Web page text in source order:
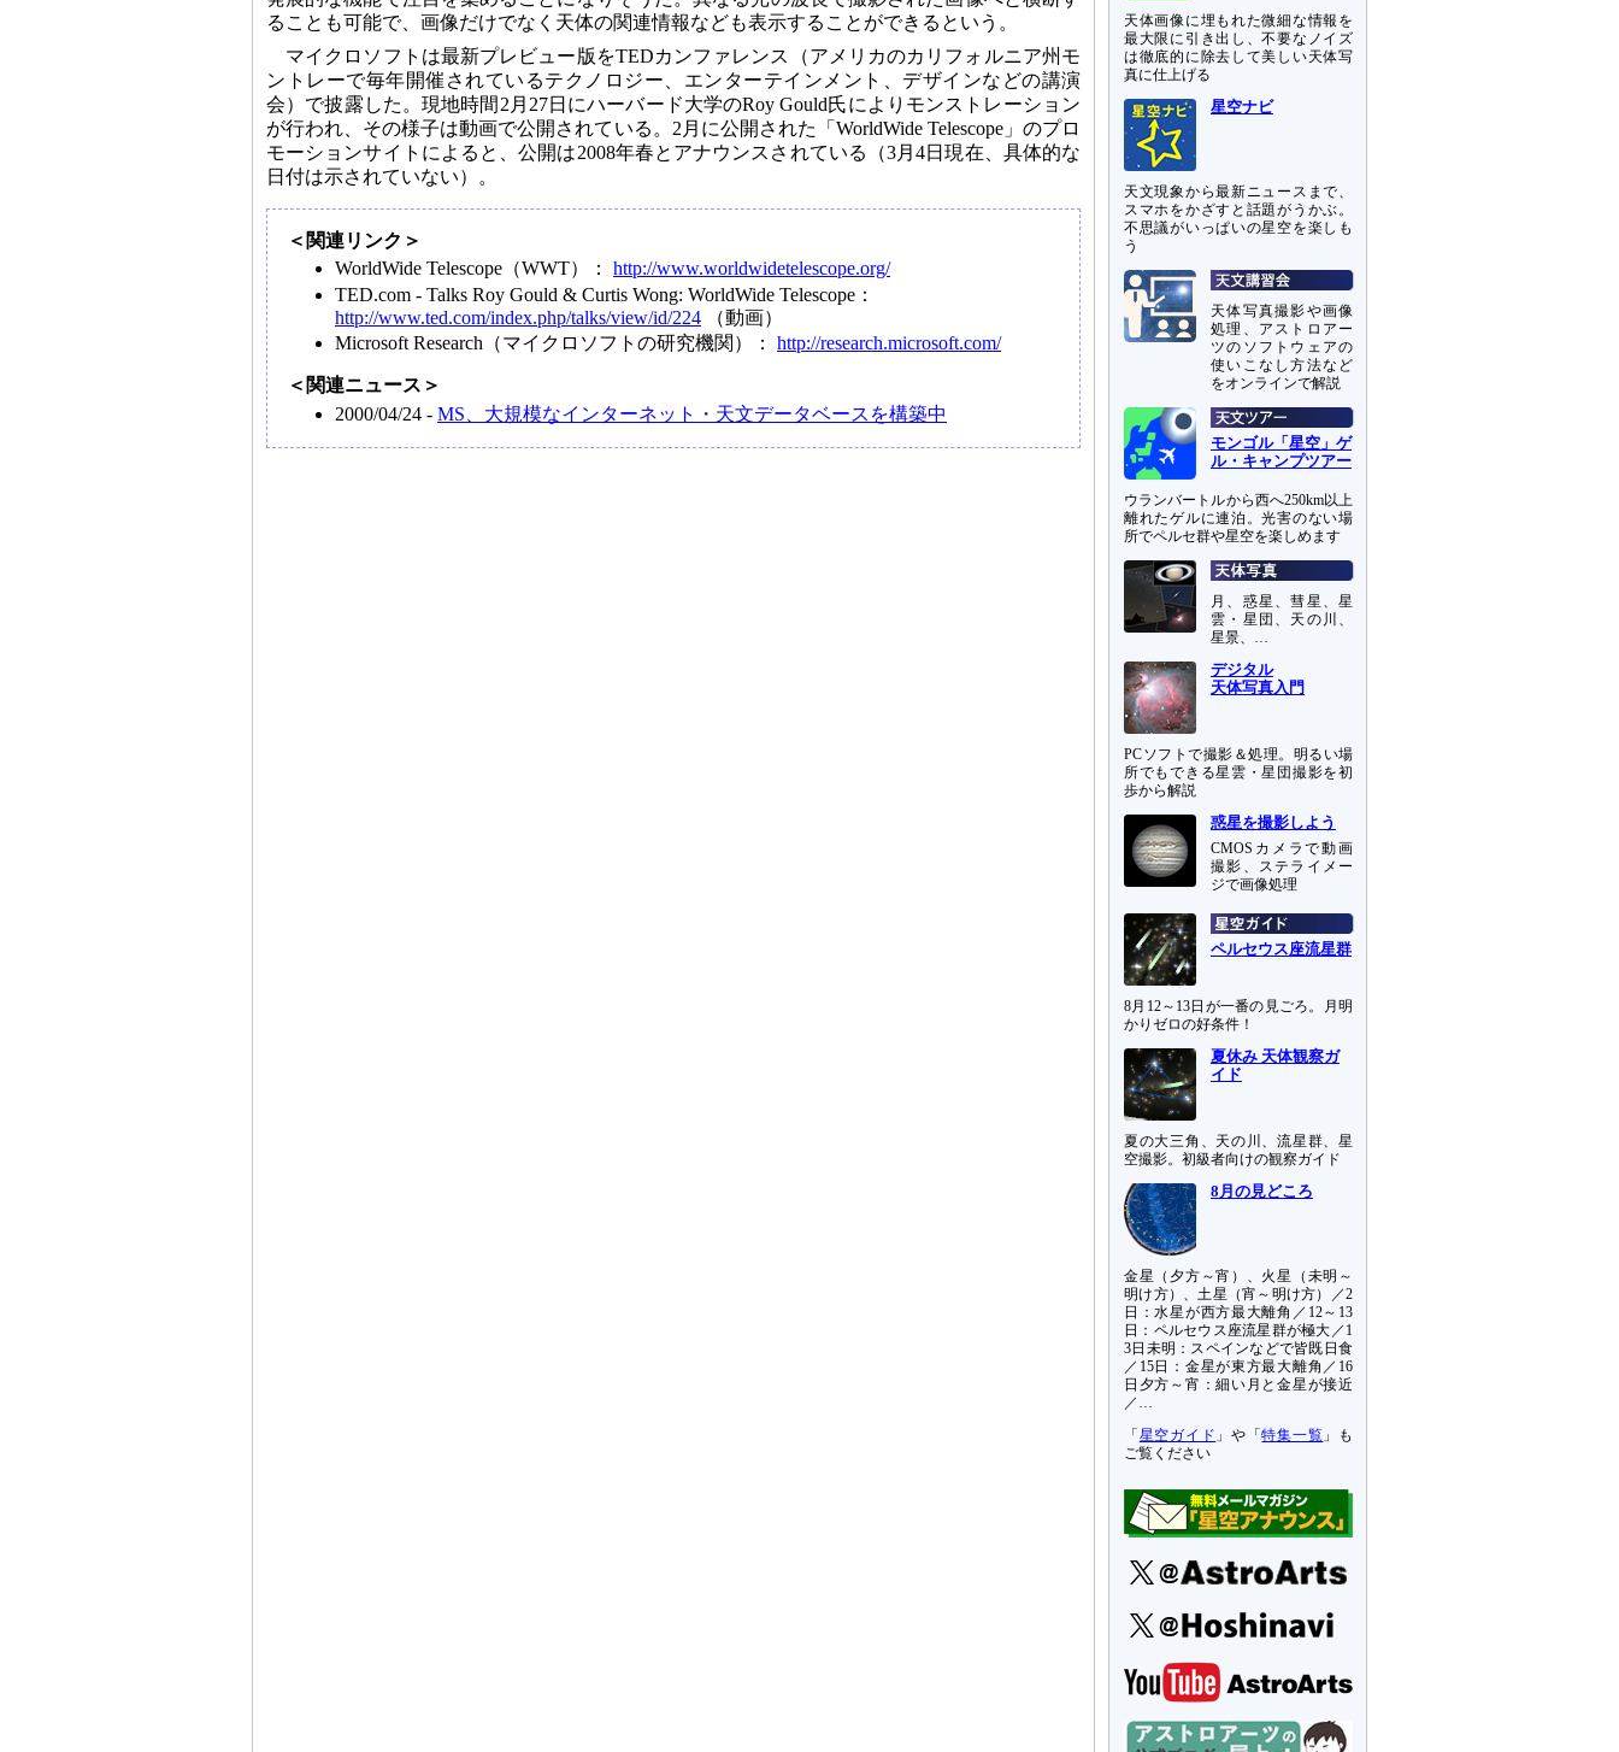
ることも可能で、画像だけでなく天体の関連情報なども表示することができるという。
マイクロソフトは最新プレビュー版をTEDカンファレンス（アメリカのカリフォルニア州モ
ントレーで毎年開催されているテクノロジー、エンターテインメント、デザインなどの講演
会）で披露した。現地時間2月27日にハーバード大学のRoy Gould氏によりモンストレーション
が行われ、その様子は動画で公開されている。2月に公開された「WorldWide Telescope」のプロ
モーションサイトによると、公開は2008年春とアナウンスされている（3月4日現在、具体的な
日付は示されていない）。
＜関連リンク＞
WorldWide Telescope（WWT）： http://www.worldwidetelescope.org/
TED.com - Talks Roy Gould & Curtis Wong: WorldWide Telescope：
http://www.ted.com/index.php/talks/view/id/224 （動画）
Microsoft Research（マイクロソフトの研究機関）： http://research.microsoft.com/
＜関連ニュース＞
2000/04/24 - MS、大規模なインターネット・天文データベースを構築中
天体画像に埋もれた微細な情報を
最大限に引き出し、不要なノイズ
は徹底的に除去して美しい天体写
真に仕上げる
星空ナビ
天文現象から最新ニュースまで、
スマホをかざすと話題がうかぶ。
不思議がいっぱいの星空を楽しも
う
天体写真撮影や画像
処理、アストロアー
ツのソフトウェアの
使いこなし方法など
をオンラインで解説
モンゴル「星空」ゲ
ル・キャンプツアー
ウランバートルから西へ250km以上
離れたゲルに連泊。光害のない場
所でペルセ群や星空を楽しめます
月、惑星、彗星、星
雲・星団、天の川、
星景、…
デジタル
天体写真入門
PCソフトで撮影＆処理。明るい場
所でもできる星雲・星団撮影を初
歩から解説
惑星を撮影しよう
CMOSカメラで動画
撮影、ステライメー
ジで画像処理
ペルセウス座流星群
8月12～13日が一番の見ごろ。月明
かりゼロの好条件！
夏休み 天体観察ガ
イド
夏の大三角、天の川、流星群、星
空撮影。初級者向けの観察ガイド
8月の見どころ
金星（夕方～宵）、火星（未明～
明け方）、土星（宵～明け方）／2
日：水星が西方最大離角／12～13
日：ペルセウス座流星群が極大／1
3日未明：スペインなどで皆既日食
／15日：金星が東方最大離角／16
日夕方～宵：細い月と金星が接近
／…
「 星空ガイド 」や「特集一覧 」も
ご覧ください